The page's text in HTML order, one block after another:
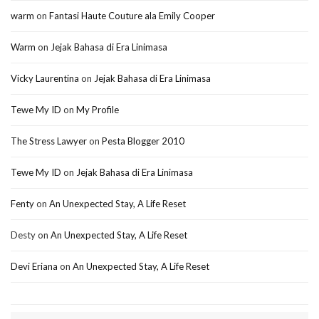
warm on Fantasi Haute Couture ala Emily Cooper
Warm on Jejak Bahasa di Era Linimasa
Vicky Laurentina on Jejak Bahasa di Era Linimasa
Tewe My ID on My Profile
The Stress Lawyeron Pesta Blogger 2010
Tewe My ID on Jejak Bahasa di Era Linimasa
Fentyon An Unexpected Stay, A Life Reset
Destyon An Unexpected Stay, A Life Reset
Devi Eriana on An Unexpected Stay, A Life Reset